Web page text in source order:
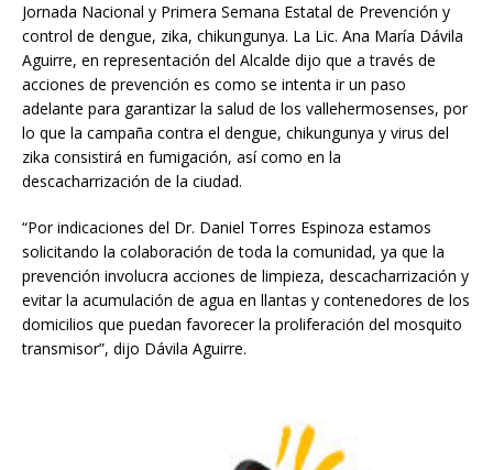
Jornada Nacional y Primera Semana Estatal de Prevención y
control de dengue, zika, chikungunya. La Lic. Ana María Dávila
Aguirre, en representación del Alcalde dijo que a través de
acciones de prevención es como se intenta ir un paso
adelante para garantizar la salud de los vallehermosenses, por
lo que la campaña contra el dengue, chikungunya y virus del
zika consistirá en fumigación, así como en la
descacharrización de la ciudad.
“Por indicaciones del Dr. Daniel Torres Espinoza estamos
solicitando la colaboración de toda la comunidad, ya que la
prevención involucra acciones de limpieza, descacharrización y
evitar la acumulación de agua en llantas y contenedores de los
domicilios que puedan favorecer la proliferación del mosquito
transmisor”, dijo Dávila Aguirre.